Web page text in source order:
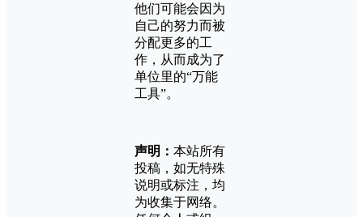
他们可能会因为
自己的努力而被
分配更多的工
作，从而成为了
单位里的“万能
工具”。
声明： 本站所有
投稿，如无特殊
说明或标注，均
为收集于网络。